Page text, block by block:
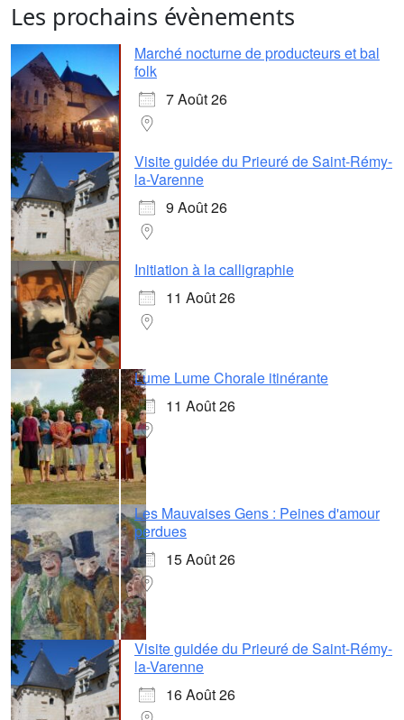
Les prochains évènements
Marché nocturne de producteurs et bal
folk
7 Août 26
Visite guidée du Prieuré de Saint-Rémy-
la-Varenne
9 Août 26
Initiation à la calligraphie
11 Août 26
Lume Lume Chorale itinérante
11 Août 26
Les Mauvaises Gens : Peines d'amour
perdues
15 Août 26
Visite guidée du Prieuré de Saint-Rémy-
la-Varenne
16 Août 26